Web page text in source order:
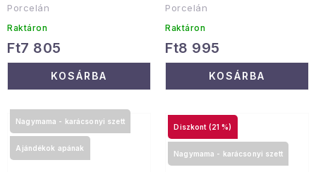
Porcelán
Raktáron
Ft7 805
KOSÁRBA
Porcelán
Raktáron
Ft8 995
KOSÁRBA
Nagymama - karácsonyi szett
Ajándékok apának
(21 %)
Nagymama - karácsonyi szett